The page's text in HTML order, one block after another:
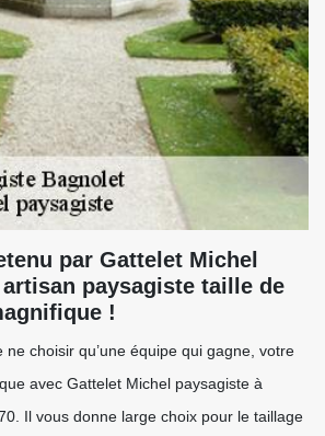
par Gattelet Michel
paysagiste taille de
!
ne choisir qu’une équipe qui gagne, votre
avec Gattelet Michel paysagiste à
Il vous donne large choix pour le taillage